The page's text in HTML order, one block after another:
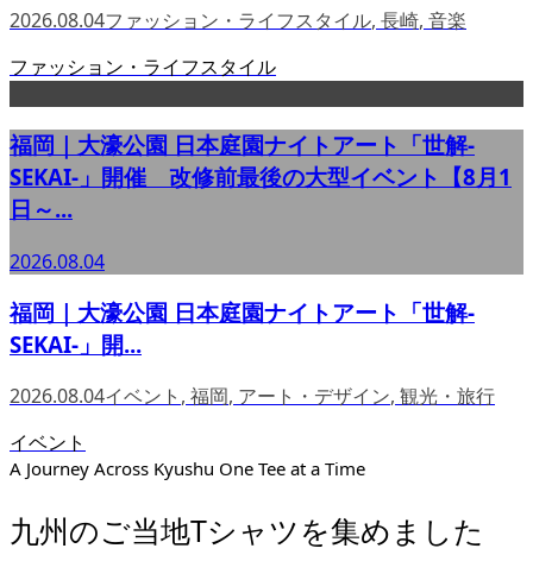
2026.08.04ファッション・ライフスタイル, 長崎, 音楽
ファッション・ライフスタイル
福岡｜大濠公園 日本庭園ナイトアート「世解-
SEKAI-」開催 改修前最後の大型イベント【8月1
日～...
2026.08.04
福岡｜大濠公園 日本庭園ナイトアート「世解-
SEKAI-」開...
2026.08.04イベント , 福岡, アート・デザイン, 観光・旅行
イベント
A Journey Across Kyushu One Tee at a Time
九州のご当地Tシャツを集めました